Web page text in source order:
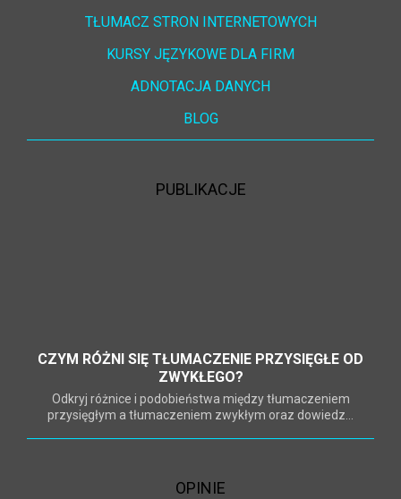
TŁUMACZ STRON INTERNETOWYCH
KURSY JĘZYKOWE DLA FIRM
ADNOTACJA DANYCH
BLOG
PUBLIKACJE
CZYM RÓŻNI SIĘ TŁUMACZENIE PRZYSIĘGŁE OD
ZWYKŁEGO?
Odkryj różnice i podobieństwa między tłumaczeniem
przysięgłym a tłumaczeniem zwykłym oraz dowiedz...
OPINIE